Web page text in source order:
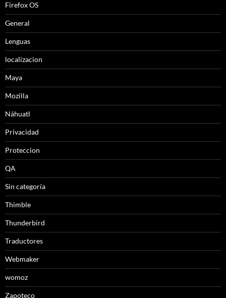
Firefox OS
General
Lenguas
localizacion
Maya
Mozilla
Náhuatl
Privacidad
Proteccion
QA
Sin categoría
Thimble
Thunderbird
Traductores
Webmaker
womoz
Zapoteco